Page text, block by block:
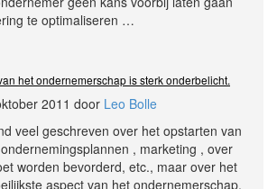
te optimaliseren …
het ondernemerschap is sterk onderbelicht.
2011 door Leo Bolle
veel geschreven over het opstarten van
, marketing , over
worden bevorderd, etc., maar over het
aspect van het ondernemerschap,